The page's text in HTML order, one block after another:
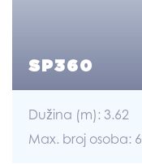
SP360
Dužina (m): 3.62
Max. broj osoba: 6